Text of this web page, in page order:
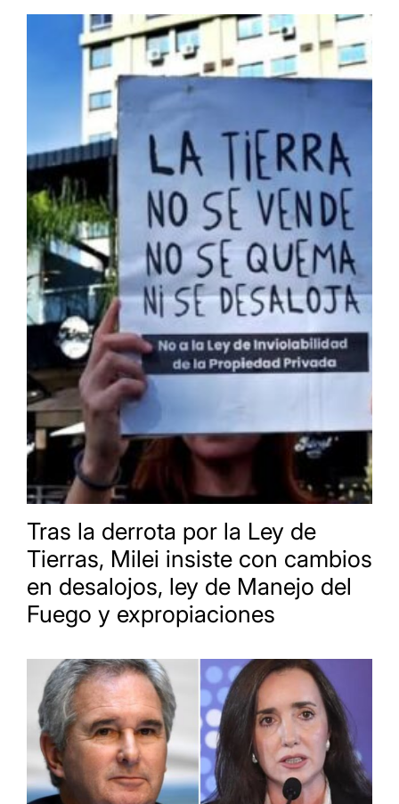
Tras la derrota por la Ley de
Tierras, Milei insiste con cambios
en desalojos, ley de Manejo del
Fuego y expropiaciones